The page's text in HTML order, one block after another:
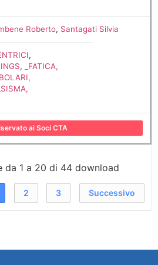
Roberto, Santagati Silvia
,
,
_FATICA,
_SISMA,
ai Soci CTA
da 1 a 20 di 44 download
2 3 Successivo